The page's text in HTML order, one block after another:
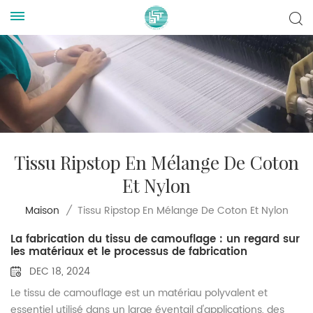
Tissu Ripstop En Mélange De Coton
Et Nylon
Maison / Tissu Ripstop En Mélange De Coton Et Nylon
La fabrication du tissu de camouflage : un regard sur
les matériaux et le processus de fabrication
DEC 18, 2024
Le tissu de camouflage est un matériau polyvalent et